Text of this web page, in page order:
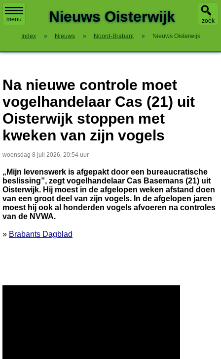
menu zoek
Nieuws Oisterwijk
Index » Nieuws » Noord-Brabant » Nieuws Oisterwijk
Na nieuwe controle moet
vogelhandelaar Cas (21) uit
Oisterwijk stoppen met
kweken van zijn vogels
woensdag 8 juli 2026, 20:54 uur
„Mijn levenswerk is afgepakt door een bureaucratische
beslissing”, zegt vogelhandelaar Cas Basemans (21) uit
Oisterwijk. Hij moest in de afgelopen weken afstand doen
van een groot deel van zijn vogels. In de afgelopen jaren
moest hij ook al honderden vogels afvoeren na controles
van de NVWA.
» Brabants Dagblad